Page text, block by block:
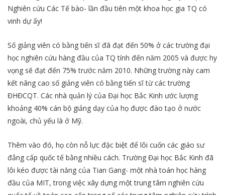
Nghiên cứu Các Tế bào- lần đầu tiên một khoa học gia TQ có
vinh dự ấy!
Số giảng viên có bằng tiến sĩ đã đạt đến 50% ở các trường đại
học nghiên cứu hàng đầu của TQ tính đến năm 2005 và được hy
vọng sẽ đạt đến 75% trước năm 2010. Những trường này cam
kết nâng cao số giảng viên có bằng tiến sĩ từ các trường
ĐHĐCQT. Các nhà quản lý của Đại học Bắc Kinh ước lượng
khoảng 40% cán bộ giảng dạy của họ được đào tạo ở nước
ngoài, chủ yếu là ở Mỹ.
Thêm vào đó, họ còn nỗ lực đặc biệt để lôi cuốn các giáo sư
đẳng cấp quốc tế bằng nhiều cách. Trường Đại học Bắc Kinh đã
lôi kéo được tài năng của Tian Gang- một nhà toán học hàng
đầu của MIT, trong việc xây dựng một trung tâm nghiên cứu